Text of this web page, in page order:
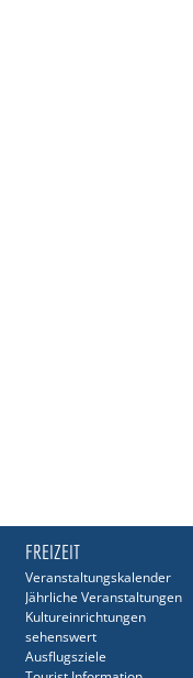
FREIZEIT
Veranstaltungskalender
Jährliche Veranstaltungen
Kultureinrichtungen
sehenswert
Ausflugsziele